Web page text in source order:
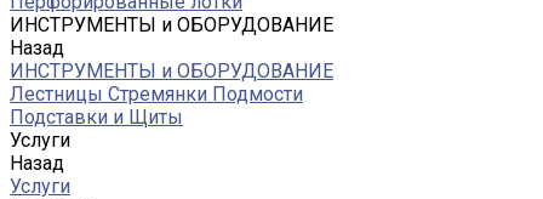
ИНСТРУМЕНТЫ и ОБОРУДОВАНИЕ
Назад
ИНСТРУМЕНТЫ и ОБОРУДОВАНИЕ
Лестницы Стремянки Подмости
Подставки и Щиты
Услуги
Назад
Услуги